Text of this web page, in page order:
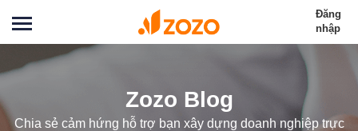
Đăng
nhập
Zozo Blog
Chia sẻ cảm hứng hỗ trợ bạn xây dựng doanh nghiệp trực